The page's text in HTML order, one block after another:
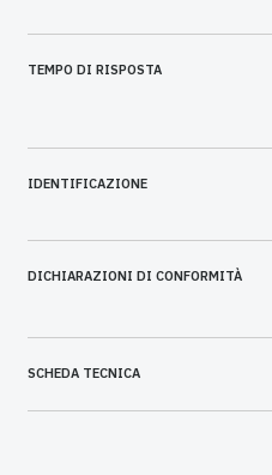
TEMPO DI RISPOSTA
IDENTIFICAZIONE
DICHIARAZIONI DI CONFORMITÀ
SCHEDA TECNICA